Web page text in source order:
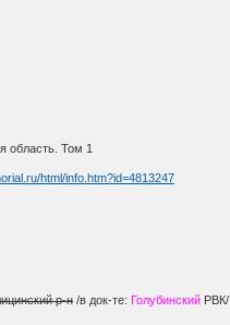
область. Том 1
html/info.htm?id=4813247
р-н /в док-те: Голубинский РВК/